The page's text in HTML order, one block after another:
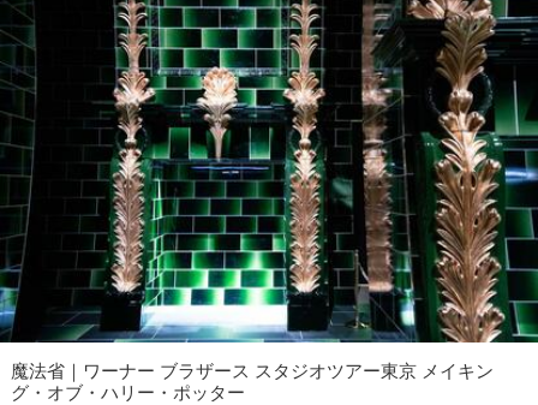
魔法省｜ワーナー ブラザース スタジオツアー東京 メイキン
グ・オブ・ハリー・ポッター